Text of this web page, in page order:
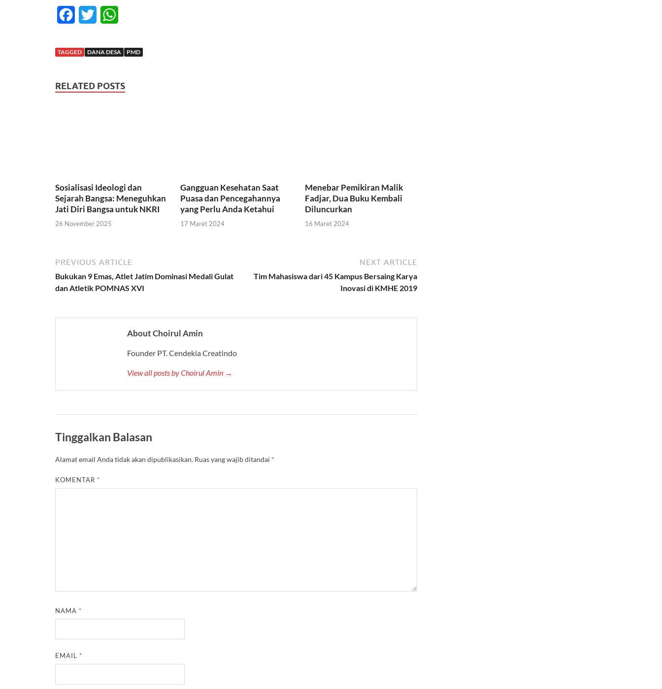
c
b
i
t
a
s
TAGGED DANA DESA PMD
RELATED POSTS
Sosialisasi Ideologi dan
Sejarah Bangsa: Meneguhkan
Jati Diri Bangsa untuk NKRI
26 November 2025
Gangguan Kesehatan Saat
Puasa dan Pencegahannya
yang Perlu Anda Ketahui
17 Maret 2024
Menebar Pemikiran Malik
Fadjar, Dua Buku Kembali
Diluncurkan
16 Maret 2024
PREVIOUS ARTICLE
Bukukan 9 Emas, Atlet Jatim Dominasi Medali Gulat
dan Atletik POMNAS XVI
NEXT ARTICLE
Tim Mahasiswa dari 45 Kampus Bersaing Karya
Inovasi di KMHE 2019
About Choirul Amin
Founder PT. Cendekia Creatindo
View all posts by Choirul Amin →
Tinggalkan Balasan
Alamat email Anda tidak akan dipublikasikan. Ruas yang wajib ditandai *
KOMENTAR *
NAMA *
EMAIL *